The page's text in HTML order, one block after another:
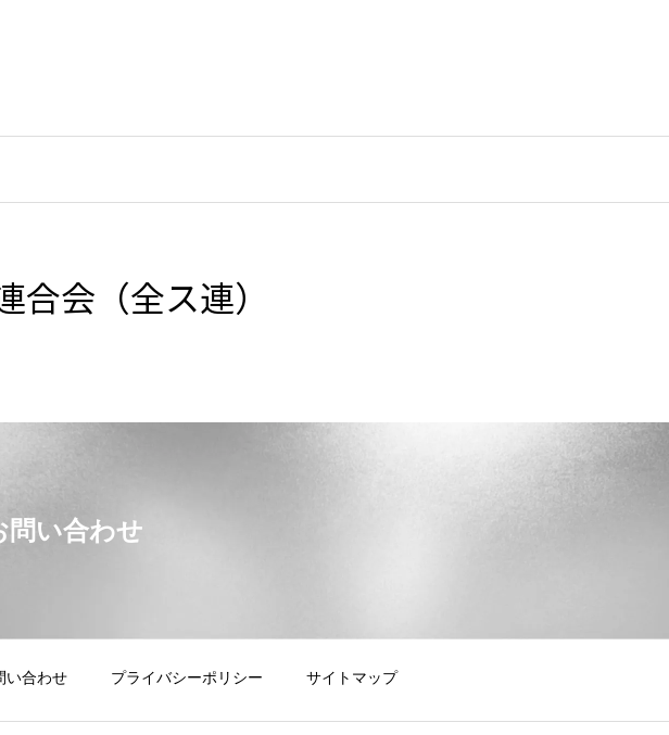
会（全ス連）
問い合わせ
い合わせ プライバシーポリシー サイトマップ